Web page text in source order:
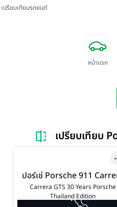
เปรียบเทียบรถยนต์
หน้าแรก
เปรียบเทียบ
ปอร์เช่ Porsche 911
GTS 30 Years Porsche
Thailand Edition ปี
Carrera GTS 30 Years Porsche
Thailand Edition